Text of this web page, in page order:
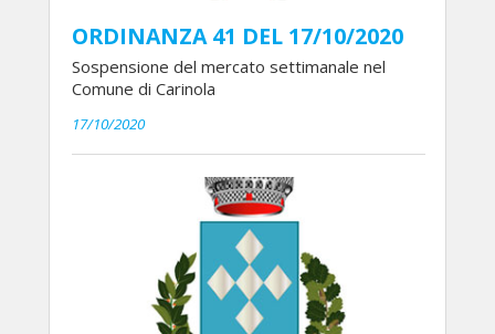
ORDINANZA 41 DEL 17/10/2020
Sospensione del mercato settimanale nel
Comune di Carinola
17/10/2020